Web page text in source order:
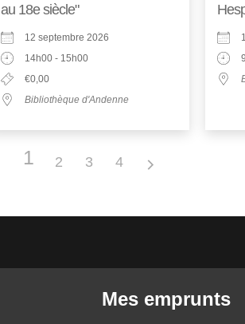
au 18e siècle"
12 septembre 2026
14h00 - 15h00
€0,00
Bibliothèque d'Andenne
1 2 3 4
Mes emprunts